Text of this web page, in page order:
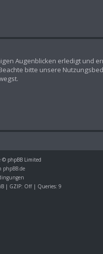
Augenblicken erledigt und
bitte unsere
© phpBB Limited
phpBB.de
| GZIP: Off | Queries: 9